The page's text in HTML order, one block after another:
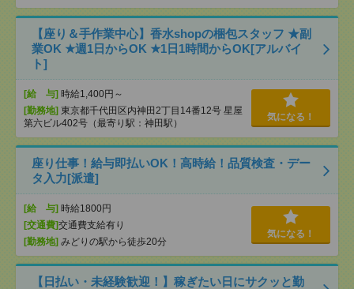
【座り＆手作業中心】香水shopの梱包スタッフ ★副
業OK ★週1日からOK ★1日1時間からOK[アルバイ
ト]
[給 与] 時給1,400円～
[勤務地] 東京都千代田区内神田2丁目14番12号 星屋
第六ビル402号（最寄り駅：神田駅）
気になる！
座り仕事！給与即払いOK！高時給！品質検査・デー
タ入力[派遣]
[給 与] 時給1800円
[交通費]交通費支給有り
[勤務地] みどりの駅から徒歩20分
気になる！
【日払い・未経験歓迎！】稼ぎたい日にサクッと勤